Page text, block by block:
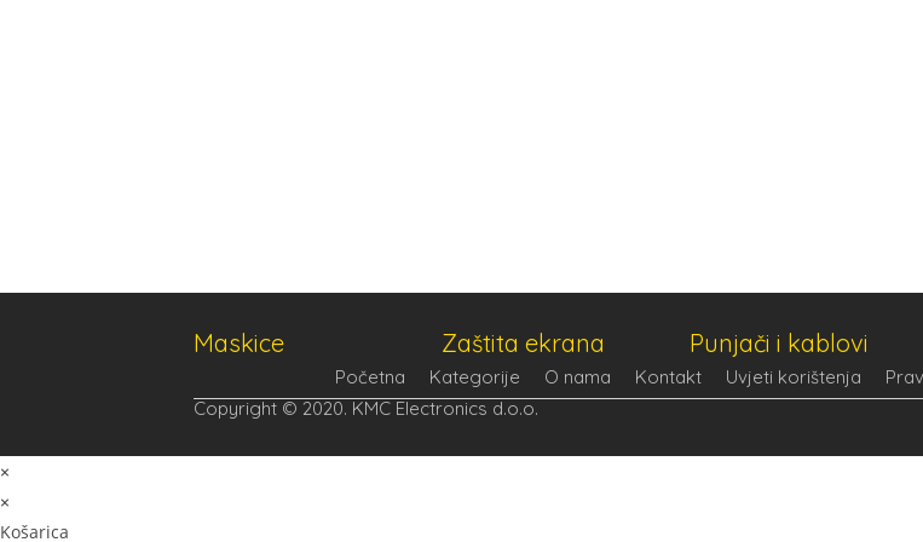
Maskice Zaštita ekrana Punjači i kablovi
Početna Kategorije O nama Kontakt Uvjeti korištenja
Copyright © 2020. KMC Electronics d.o.o.
×
×
Košarica